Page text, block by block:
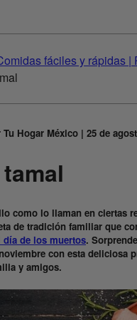
fáciles y rápidas |
Tu Hogar México | 25 de
como lo llaman en ciertas
de tradición familiar que
de los muertos.
con esta deliciosa
y amigos.